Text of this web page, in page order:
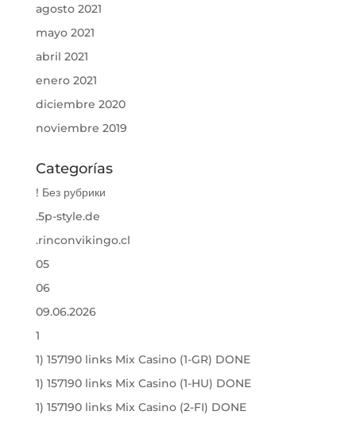
agosto 2021
mayo 2021
abril 2021
enero 2021
diciembre 2020
noviembre 2019
Categorías
! Без рубрики
.5p-style.de
.rinconvikingo.cl
05
06
09.06.2026
1
1) 157190 links Mix Casino (1-GR) DONE
1) 157190 links Mix Casino (1-HU) DONE
1) 157190 links Mix Casino (2-FI) DONE